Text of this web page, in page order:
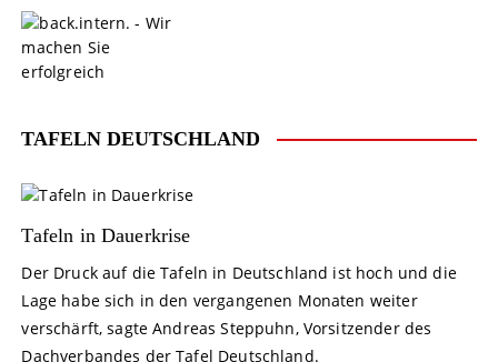
TAFELN DEUTSCHLAND
Tafeln in Dauerkrise
Der Druck auf die Tafeln in Deutschland ist hoch und die
Lage habe sich in den vergangenen Monaten weiter
verschärft, sagte Andreas Steppuhn, Vorsitzender des
Dachverbandes der Tafel Deutschland.